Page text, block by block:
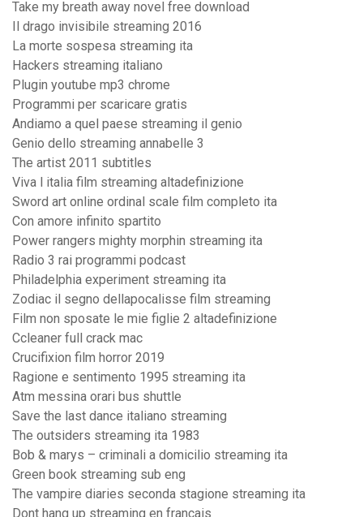
Take my breath away novel free download
Il drago invisibile streaming 2016
La morte sospesa streaming ita
Hackers streaming italiano
Plugin youtube mp3 chrome
Programmi per scaricare gratis
Andiamo a quel paese streaming il genio
Genio dello streaming annabelle 3
The artist 2011 subtitles
Viva l italia film streaming altadefinizione
Sword art online ordinal scale film completo ita
Con amore infinito spartito
Power rangers mighty morphin streaming ita
Radio 3 rai programmi podcast
Philadelphia experiment streaming ita
Zodiac il segno dellapocalisse film streaming
Film non sposate le mie figlie 2 altadefinizione
Ccleaner full crack mac
Crucifixion film horror 2019
Ragione e sentimento 1995 streaming ita
Atm messina orari bus shuttle
Save the last dance italiano streaming
The outsiders streaming ita 1983
Bob & marys – criminali a domicilio streaming ita
Green book streaming sub eng
The vampire diaries seconda stagione streaming ita
Dont hang up streaming en francais